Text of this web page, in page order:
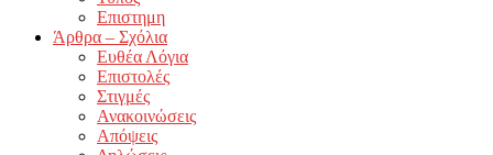
Επιστημη
Άρθρα – Σχόλια
Ευθέα Λόγια
Επιστολές
Στιγμές
Ανακοινώσεις
Απόψεις